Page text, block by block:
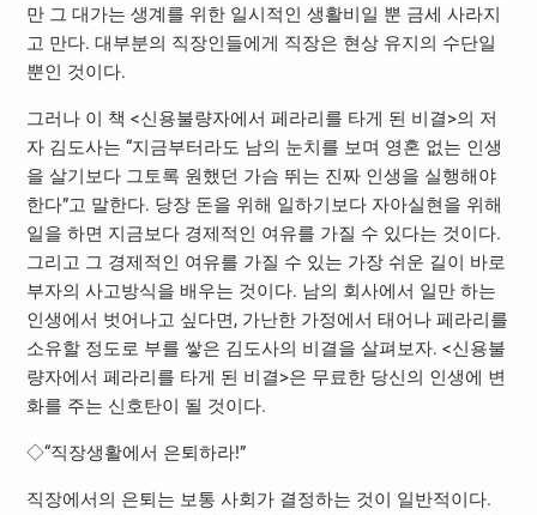
만 그 대가는 생계를 위한 일시적인 생활비일 뿐 금세 사라지
고 만다. 대부분의 직장인들에게 직장은 현상 유지의 수단일
뿐인 것이다.
그러나 이 책 <신용불량자에서 페라리를 타게 된 비결>의 저
자 김도사는 “지금부터라도 남의 눈치를 보며 영혼 없는 인생
을 살기보다 그토록 원했던 가슴 뛰는 진짜 인생을 실행해야
한다”고 말한다. 당장 돈을 위해 일하기보다 자아실현을 위해
일을 하면 지금보다 경제적인 여유를 가질 수 있다는 것이다.
그리고 그 경제적인 여유를 가질 수 있는 가장 쉬운 길이 바로
부자의 사고방식을 배우는 것이다. 남의 회사에서 일만 하는
인생에서 벗어나고 싶다면, 가난한 가정에서 태어나 페라리를
소유할 정도로 부를 쌓은 김도사의 비결을 살펴보자. <신용불
량자에서 페라리를 타게 된 비결>은 무료한 당신의 인생에 변
화를 주는 신호탄이 될 것이다.
◇“직장생활에서 은퇴하라!”
직장에서의 은퇴는 보통 사회가 결정하는 것이 일반적이다.